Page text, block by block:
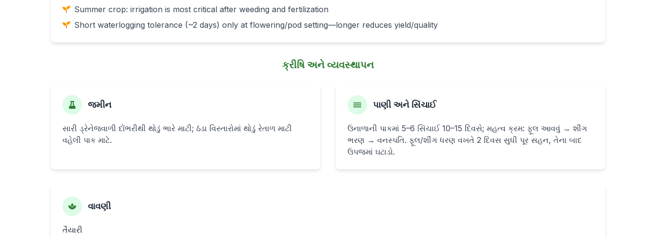
Summer crop: irrigation is most critical after weeding and fertilization
Short waterlogging tolerance (~2 days) only at flowering/pod setting—longer reduces yield/quality
ક્રીષિ અને વ્યવસ્થાપન
જમીન
સારી ડ્રેનેજવાળી દોંભરીથી થોડું ભારે માટી; ઠંડા વિસ્તારોમાં થોડું રેતાળ માટી
વહેલી પાક માટે.
પાણી અને સિંચાઈ
ઉનાળાની પાકમાં 5–6 સિંચાઈ 10–15 દિવસે; મહત્વ ક્રમ: ફૂલ આવવું → શીંગ
ભરણ → વનસ્પતિ. ફૂલ/શીંગ ધરણ વખતે 2 દિવસ સુધી પૂર સહન, તેના બાદ
ઉપજમાં ઘટાડો.
વાવણી
તૈયારી